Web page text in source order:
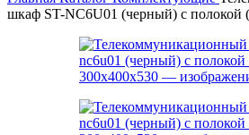
шкаф ST-NC6U01 (черный) с полокой